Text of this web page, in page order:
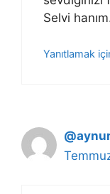
Selvi
Yanıtlamak